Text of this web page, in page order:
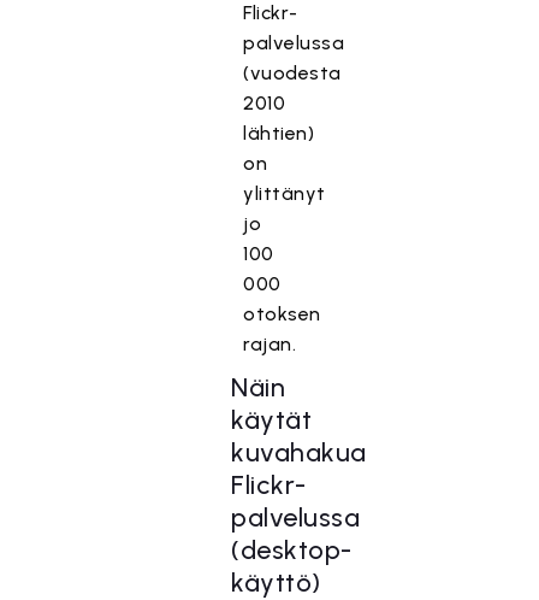
Flickr-
palvelussa
(vuodesta
2010
lähtien)
on
ylittänyt
jo
100
000
otoksen
rajan.
Näin
käytät
kuvahakua
Flickr-
palvelussa
(desktop-
käyttö)